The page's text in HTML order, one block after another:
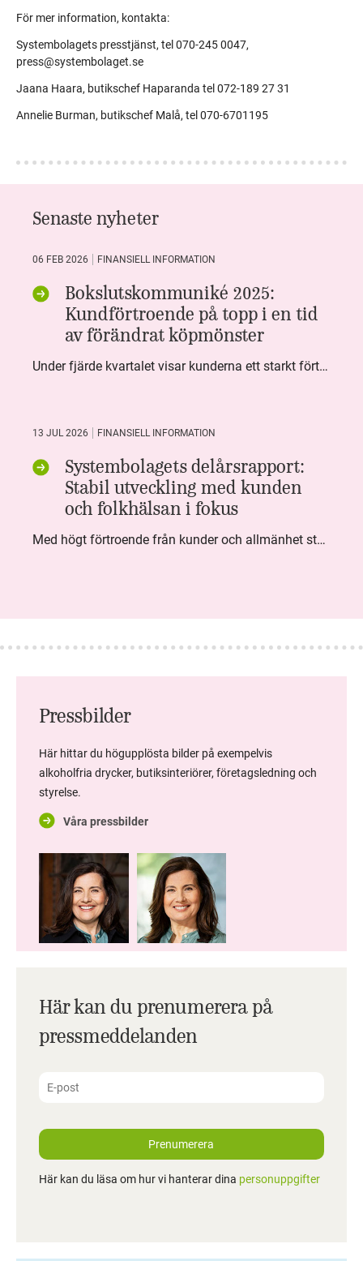
För mer information, kontakta:
Systembolagets presstjänst, tel 070-245 0047,
press@systembolaget.se
Jaana Haara, butikschef Haparanda tel 072-189 27 31
Annelie Burman, butikschef Malå, tel 070-6701195
Senaste nyheter
06 FEB 2026 FINANSIELL INFORMATION
Bokslutskommuniké 2025:
Kundförtroende på topp i en tid
av förändrat köpmönster
Under fjärde kvartalet visar kunderna ett starkt förtroende för Systembolaget. Nöjd Kund Index (NKI) når en ny rekordnivå och bidrar till att även helåret avslutar starkt. Arbetet med ansvarsfull försäljning ger tydliga resultat där ålderskontroller når sina högsta nivåer någonsin. Samtidigt fortsätter kundernas val att förändras. Allt fler väljer öl och drycker med lägre alkoholhalt. Vi ser också en lägre försäljningsvolym under kvartalet, en utveckling som ligger i linje med den långsiktiga minskningen i alkoholkonsumtionen i Sverige. De officiella konsumtionssiffrorna från CAN för 2025 kommer först under våren men försäljningssiffrorna pekar åt samma håll.
13 JUL 2026 FINANSIELL INFORMATION
Systembolagets delårsrapport:
Stabil utveckling med kunden
och folkhälsan i fokus
Med högt förtroende från kunder och allmänhet står Systembolaget stabilt i samhällsuppdraget. Under kvartalet togs flera steg inom folkhälsa, kundnytta och minskad klimatpåverkan. Nettoomsättningen var i nivå med föregående år och effektiviseringar av verksamheten möjliggjorde fortsatt anpassning för att möta nya behov.
Pressbilder
Här hittar du högupplösta bilder på exempelvis
alkoholfria drycker, butiksinteriörer, företagsledning och
styrelse.
Våra pressbilder
Här kan du prenumerera på
pressmeddelanden
Prenumerera
Här kan du läsa om hur vi hanterar dina personuppgifter